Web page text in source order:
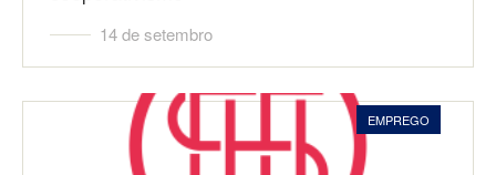
14 de setembro
EMPREGO